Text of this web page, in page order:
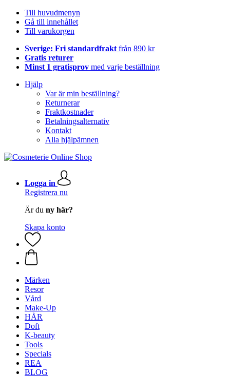
Till huvudmenyn
Gå till innehållet
Till varukorgen
Sverige: Fri standardfrakt från 890 kr
Gratis returer
Minst 1 gratisprov med varje beställning
Hjälp
Var är min beställning?
Returnerar
Fraktkostnader
Betalningsalternativ
Kontakt
Alla hjälpämnen
Logga in
Registrera nu
Är du ny här?
Skapa konto
Märken
Resor
Vård
Make-Up
HÅR
Doft
K-beauty
Tools
Specials
REA
BLOG